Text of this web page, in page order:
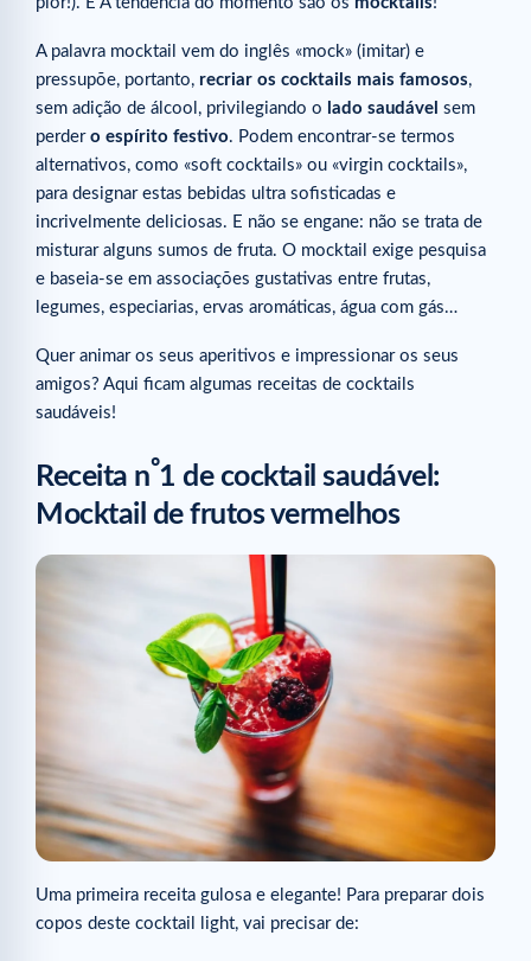
A palavra mocktail vem do inglês «mock» (imitar) e
pressupõe, portanto, recriar os cocktails mais famosos,
sem adição de álcool, privilegiando o lado saudável sem
perder o espírito festivo. Podem encontrar-se termos
alternativos, como «soft cocktails» ou «virgin cocktails»,
para designar estas bebidas ultra sofisticadas e
incrivelmente deliciosas. E não se engane: não se trata de
misturar alguns sumos de fruta. O mocktail exige pesquisa
e baseia-se em associações gustativas entre frutas,
legumes, especiarias, ervas aromáticas, água com gás…
Quer animar os seus aperitivos e impressionar os seus
amigos? Aqui ficam algumas receitas de cocktails
saudáveis!
Receita nº1 de cocktail saudável:
Mocktail de frutos vermelhos
Uma primeira receita gulosa e elegante! Para preparar dois
copos deste cocktail light, vai precisar de: